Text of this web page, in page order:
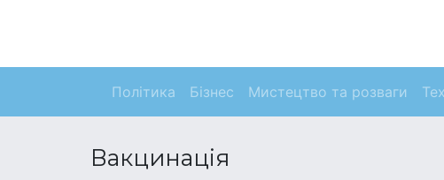
Політика Бізнес Мистецтво та розваги
Вакцинація